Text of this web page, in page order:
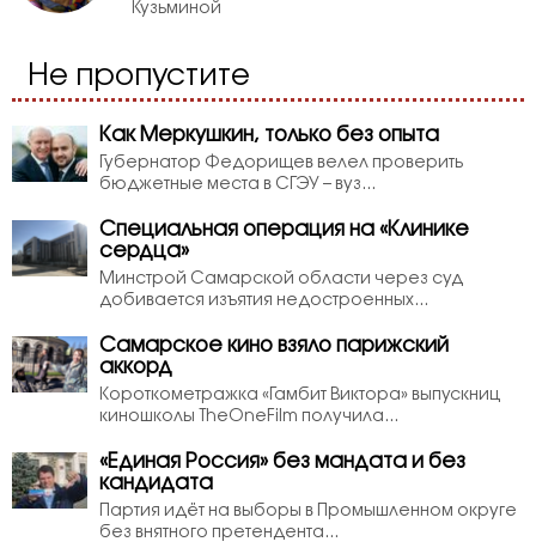
Кузьминой
Не пропустите
Как Меркушкин, только без опыта
Губернатор Федорищев велел проверить
бюджетные места в СГЭУ – вуз...
Специальная операция на «Клинике
сердца»
Минстрой Самарской области через суд
добивается изъятия недостроенных...
Самарское кино взяло парижский
аккорд
Короткометражка «Гамбит Виктора» выпускниц
киношколы TheOneFilm получила...
«Единая Россия» без мандата и без
кандидата
Партия идёт на выборы в Промышленном округе
без внятного претендента...